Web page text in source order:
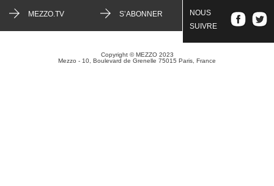
MEZZO.TV S’ABONNER
NOUS
SUIVRE
Copyright © MEZZO 2023
Mezzo - 10, Boulevard de Grenelle 75015 Paris, France